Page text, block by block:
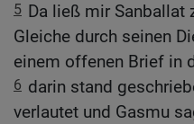
5 Da ließ mir Sanballat
Gleiche durch seinen
einem offenen Brief in
6 darin stand
verlautet und Gasmu